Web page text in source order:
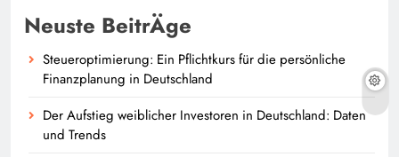
Neuste BeitrÄge
Steueroptimierung: Ein Pflichtkurs für die persönliche
Finanzplanung in Deutschland
Der Aufstieg weiblicher Investoren in Deutschland: Daten
und Trends